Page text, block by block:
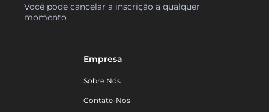
Você pode cancelar a inscrição a qualquer
momento
Empresa
Sobre Nós
Contate-Nos